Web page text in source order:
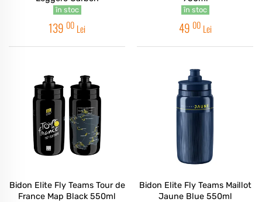
în stoc
139 00 Lei
în stoc
49 00 Lei
Bidon Elite Fly Teams Tour de
France Map Black 550ml
Bidon Elite Fly Teams Maillot
Jaune Blue 550ml